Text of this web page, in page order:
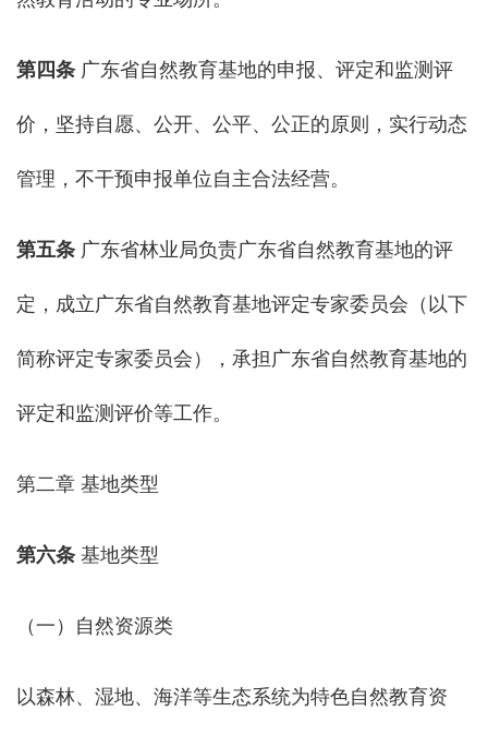
第四条 广东省自然教育基地的申报、评定和监测评
价，坚持自愿、公开、公平、公正的原则，实行动态
管理，不干预申报单位自主合法经营。
第五条 广东省林业局负责广东省自然教育基地的评
定，成立广东省自然教育基地评定专家委员会（以下
简称评定专家委员会），承担广东省自然教育基地的
评定和监测评价等工作。
第二章 基地类型
第六条 基地类型
（一）自然资源类
以森林、湿地、海洋等生态系统为特色自然教育资